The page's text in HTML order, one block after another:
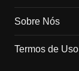
Sobre Nós
Termos de Uso